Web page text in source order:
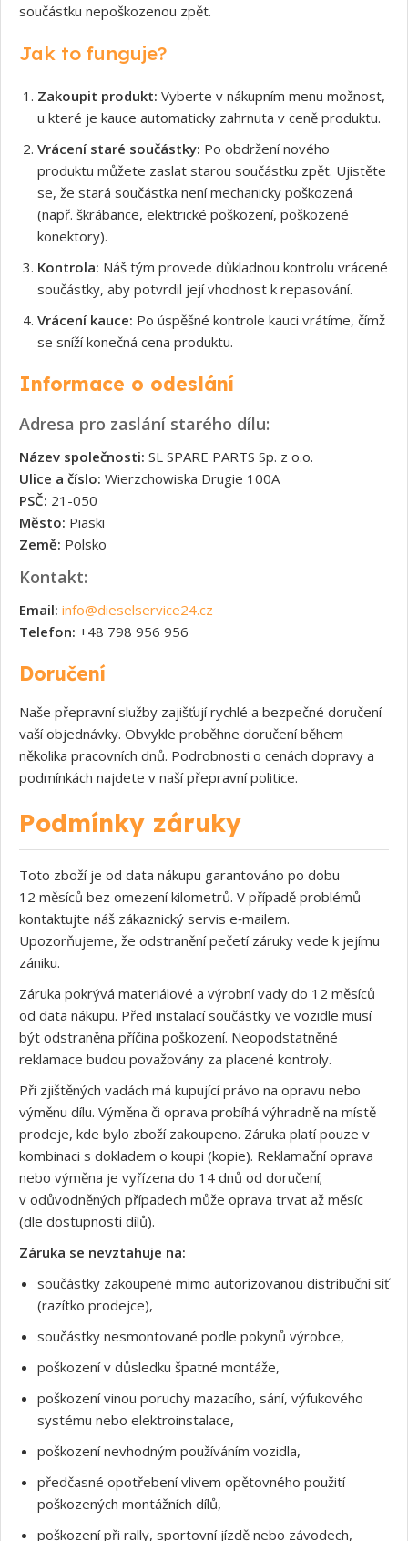
součástku nepoškozenou zpět.
Jak to funguje?
Zakoupit produkt: Vyberte v nákupním menu možnost,
u které je kauce automaticky zahrnuta v ceně produktu.
Vrácení staré součástky: Po obdržení nového
produktu můžete zaslat starou součástku zpět. Ujistěte
se, že stará součástka není mechanicky poškozená
(např. škrábance, elektrické poškození, poškozené
konektory).
Kontrola: Náš tým provede důkladnou kontrolu vrácené
součástky, aby potvrdil její vhodnost k repasování.
Vrácení kauce: Po úspěšné kontrole kauci vrátíme, čímž
se sníží konečná cena produktu.
Informace o odeslání
Adresa pro zaslání starého dílu:
Název společnosti: SL SPARE PARTS Sp. z o.o.
Ulice a číslo: Wierzchowiska Drugie 100A
PSČ: 21-050
Město: Piaski
Země: Polsko
Kontakt:
Email: info@dieselservice24.cz
Telefon: +48 798 956 956
Doručení
Naše přepravní služby zajišťují rychlé a bezpečné doručení
vaší objednávky. Obvykle proběhne doručení během
několika pracovních dnů. Podrobnosti o cenách dopravy a
podmínkách najdete v naší přepravní politice.
Podmínky záruky
Toto zboží je od data nákupu garantováno po dobu
12 měsíců bez omezení kilometrů. V případě problémů
kontaktujte náš zákaznický servis e‑mailem.
Upozorňujeme, že odstranění pečetí záruky vede k jejímu
zániku.
Záruka pokrývá materiálové a výrobní vady do 12 měsíců
od data nákupu. Před instalací součástky ve vozidle musí
být odstraněna příčina poškození. Neopodstatněné
reklamace budou považovány za placené kontroly.
Při zjištěných vadách má kupující právo na opravu nebo
výměnu dílu. Výměna či oprava probíhá výhradně na místě
prodeje, kde bylo zboží zakoupeno. Záruka platí pouze v
kombinaci s dokladem o koupi (kopie). Reklamační oprava
nebo výměna je vyřízena do 14 dnů od doručení;
v odůvodněných případech může oprava trvat až měsíc
(dle dostupnosti dílů).
Záruka se nevztahuje na:
součástky zakoupené mimo autorizovanou distribuční síť
(razítko prodejce),
součástky nesmontované podle pokynů výrobce,
poškození v důsledku špatné montáže,
poškození vinou poruchy mazacího, sání, výfukového
systému nebo elektroinstalace,
poškození nevhodným používáním vozidla,
předčasné opotřebení vlivem opětovného použití
poškozených montážních dílů,
poškození při rally, sportovní jízdě nebo závodech,